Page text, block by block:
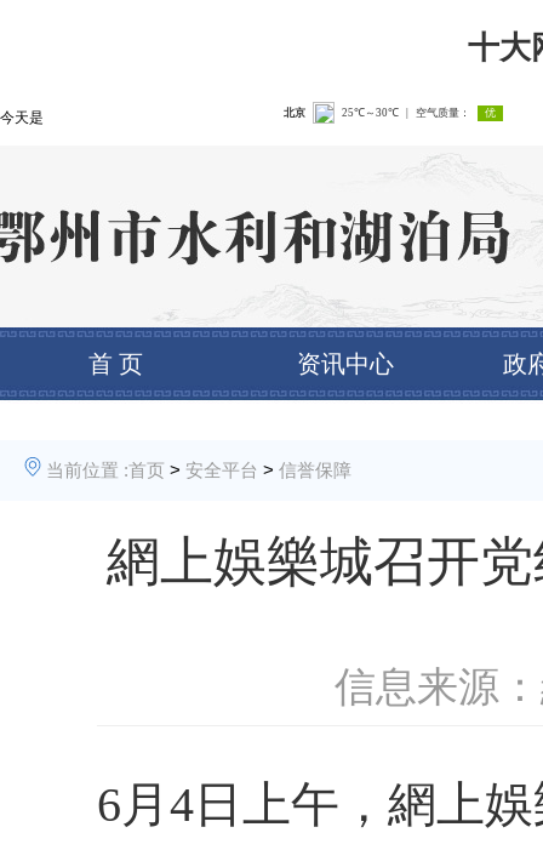
十大
今天是
首 页 资讯中心 政
当前位置 :首页 > 安全平台 > 信誉保障
網上娛樂城召开
信息来源
6月4日上午，網上